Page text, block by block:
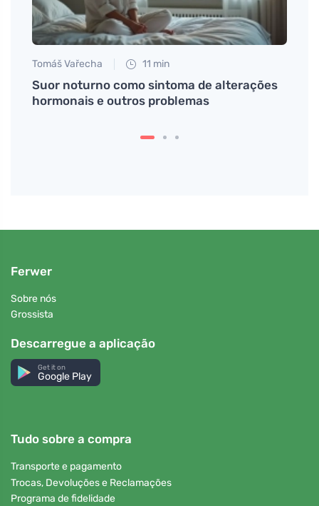
Tomáš Vařecha 11 min
Suor noturno como sintoma de alterações
hormonais e outros problemas
Ferwer
Sobre nós
Grossista
Descarregue a aplicação
Get it on
Google Play
Tudo sobre a compra
Transporte e pagamento
Trocas, Devoluções e Reclamações
Programa de fidelidade